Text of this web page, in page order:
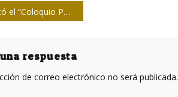
contra las fake news y el bloqueo digital a Cuba
respuesta
de correo electrónico no será publicada.